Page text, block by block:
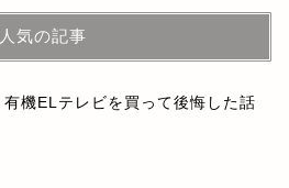
人気の記事
有機ELテレビを買って後悔した話